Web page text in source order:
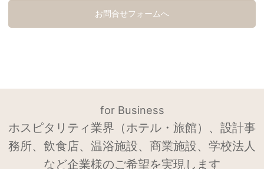
お問合せフォームへ
for Business
ホスピタリティ業界（ホテル・旅館）、設計事
務所、飲食店、温浴施設、商業施設、学校法人
など企業様のご希望を実現します